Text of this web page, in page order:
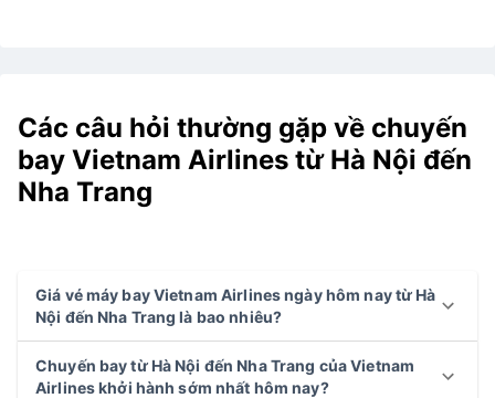
Các câu hỏi thường gặp về chuyến
bay Vietnam Airlines từ Hà Nội đến
Nha Trang
Giá vé máy bay Vietnam Airlines ngày hôm nay từ Hà
Nội đến Nha Trang là bao nhiêu?
Chuyến bay từ Hà Nội đến Nha Trang của Vietnam
Airlines khởi hành sớm nhất hôm nay?